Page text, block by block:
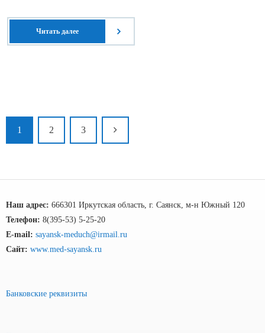
Читать далее
1 2 3
Наш адрес: 666301 Иркутская область, г. Саянск, м-н Южный 120
Телефон: 8(395-53) 5-25-20
E-mail: sayansk-meduch@irmail.ru
Сайт: www.med-sayansk.ru
Банковские реквизиты